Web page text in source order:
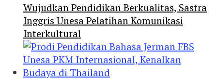
Wujudkan Pendidikan Berkualitas, Sastra
Inggris Unesa Pelatihan Komunikasi
Interkultural